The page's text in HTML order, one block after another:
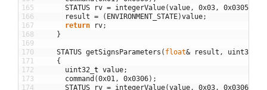
165
166
167
168
169
170
171
172
173
174
STATUS
rv = integerValue(value, 0x03, 0x0305
result = ( ENVIRONMENT_STATE)value;
return
rv;
}
STATUS getSignsParameters ( float& result , uint32
{
uint32 t value;
command (0x01, 0x0306) ;
STATUS
rv = integerValue(value, 0x03, 0x0306